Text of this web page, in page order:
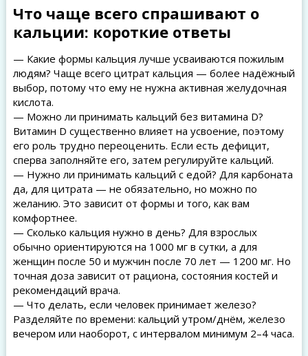
Что чаще всего спрашивают о
кальции: короткие ответы
— Какие формы кальция лучше усваиваются пожилым
людям? Чаще всего цитрат кальция — более надёжный
выбор, потому что ему не нужна активная желудочная
кислота.
— Можно ли принимать кальций без витамина D?
Витамин D существенно влияет на усвоение, поэтому
его роль трудно переоценить. Если есть дефицит,
сперва заполняйте его, затем регулируйте кальций.
— Нужно ли принимать кальций с едой? Для карбоната
да, для цитрата — не обязательно, но можно по
желанию. Это зависит от формы и того, как вам
комфортнее.
— Сколько кальция нужно в день? Для взрослых
обычно ориентируются на 1000 мг в сутки, а для
женщин после 50 и мужчин после 70 лет — 1200 мг. Но
точная доза зависит от рациона, состояния костей и
рекомендаций врача.
— Что делать, если человек принимает железо?
Разделяйте по времени: кальций утром/днём, железо
вечером или наоборот, с интервалом минимум 2–4 часа.